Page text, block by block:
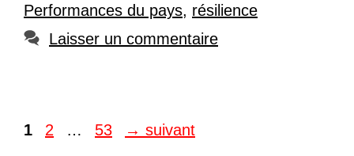
Performances du pays, résilience
Laisser un commentaire
Page
1 Page
2 … Page
53 → suivant